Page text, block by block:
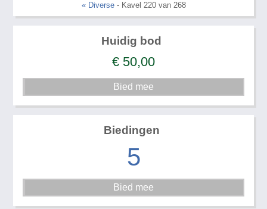
« Diverse- Kavel 220 van 268
Huidig bod
€ 50,00
Biedingen
5